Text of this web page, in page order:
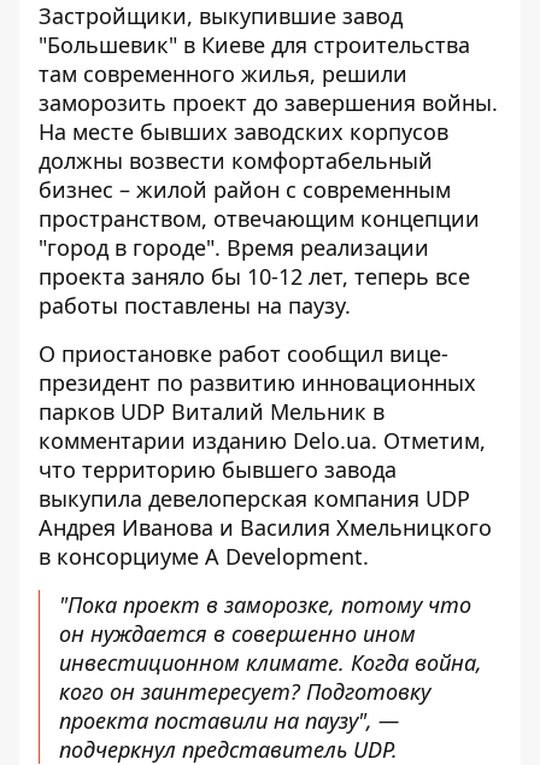
Застройщики, выкупившие завод
"Большевик" в Киеве для строительства
там современного жилья, решили
заморозить проект до завершения войны.
На месте бывших заводских корпусов
должны возвести комфортабельный
бизнес – жилой район с современным
пространством, отвечающим концепции
"город в городе". Время реализации
проекта заняло бы 10-12 лет, теперь все
работы поставлены на паузу.
О приостановке работ сообщил вице-
президент по развитию инновационных
парков UDP Виталий Мельник в
комментарии изданию Delo.ua. Отметим,
что территорию бывшего завода
выкупила девелоперская компания UDP
Андрея Иванова и Василия Хмельницкого
в консорциуме A Development.
"Пока проект в заморозке, потому что
он нуждается в совершенно ином
инвестиционном климате. Когда война,
кого он заинтересует? Подготовку
проекта поставили на паузу", —
подчеркнул представитель UDP.